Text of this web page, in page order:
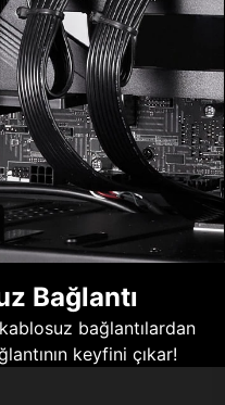
Bağlantı
bağlantılardan
keyfini çıkar!